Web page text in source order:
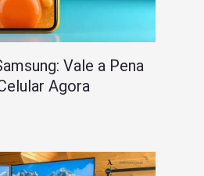
Vale a Pena
Agora